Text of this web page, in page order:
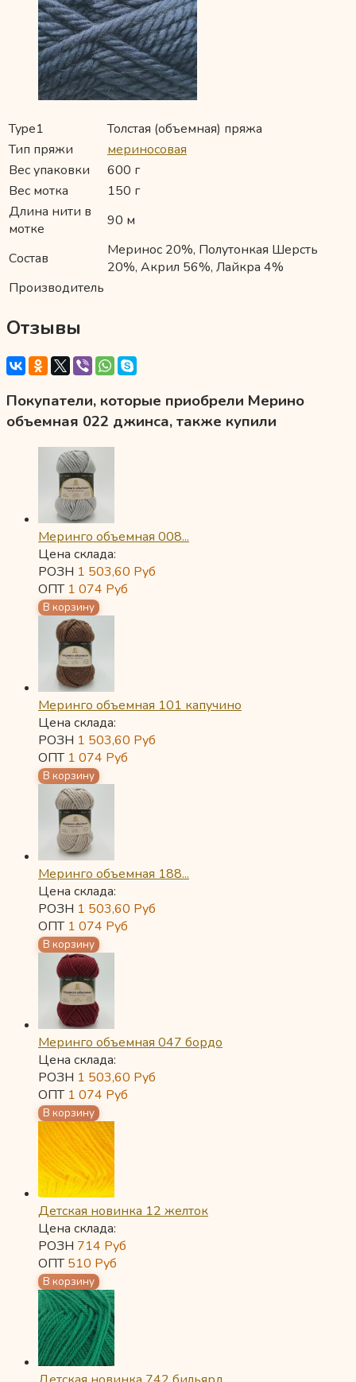
Type1
Толстая (объемная) пряжа
Тип пряжи
мериносовая
Вес упаковки
600 г
Вес мотка
150 г
Длина нити в
мотке
90 м
Состав
Меринос 20%, Полутонкая Шерсть
20%, Акрил 56%, Лайкра 4%
Производитель
Отзывы
Покупатели, которые приобрели Мерино
объемная 022 джинса, также купили
Меринго объемная 008...
Цена склада:
РОЗН 1 503,60 Руб
ОПТ 1 074 Руб
Меринго объемная 101 капучино
Цена склада:
РОЗН 1 503,60 Руб
ОПТ 1 074 Руб
Меринго объемная 188...
Цена склада:
РОЗН 1 503,60 Руб
ОПТ 1 074 Руб
Меринго объемная 047 бордо
Цена склада:
РОЗН 1 503,60 Руб
ОПТ 1 074 Руб
Детская новинка 12 желток
Цена склада:
РОЗН 714 Руб
ОПТ510 Руб